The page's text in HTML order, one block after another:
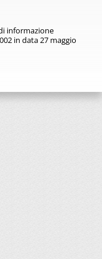
informazione
in data 27 maggio